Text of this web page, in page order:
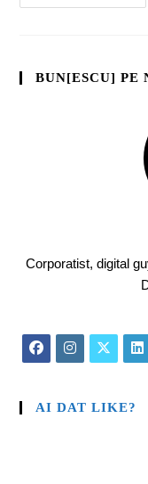
BUN[ESCU] PE
Corporatist, digital
AI DAT LIKE?